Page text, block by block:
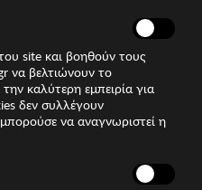
site και βοηθούν τους
να βελτιώνουν το
καλύτερη εμπειρία για
δεν συλλέγουν
να αναγνωριστεί η